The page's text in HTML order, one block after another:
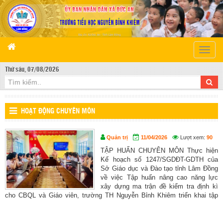
Toggle
Thứ sáu, 07/08/2026
HOẠT ĐỘNG CHUYÊN MÔN
Quản trị 11/04/2026 Lượt xem: 90
TẬP HUẤN CHUYÊN MÔN Thực hiện
Kế hoạch số 1247/SGDĐT-GDTH của
Sở Giáo dục và Đào tạo tỉnh Lâm Đồng
về việc Tập huấn nâng cao năng lực
xây dựng ma trận đề kiểm tra định kì
cho CBQL và Giáo viên, trường TH Nguyễn Bỉnh Khiêm triển khai tập